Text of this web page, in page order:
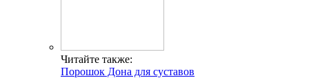
Читайте также:
Порошок Дона для суставов